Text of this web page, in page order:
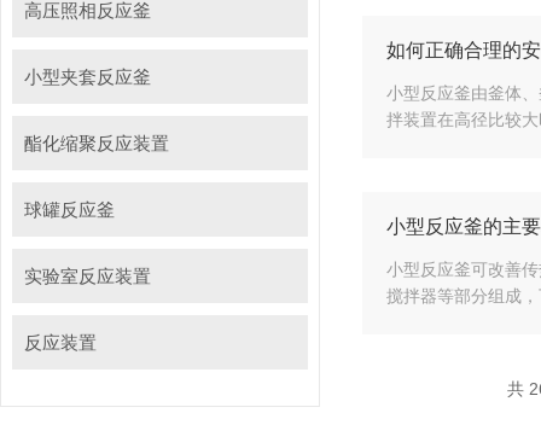
高压照相反应釜
小型夹套反应釜
酯化缩聚反应装置
球罐反应釜
实验室反应装置
反应装置
如何正确合理的
小型反应釜由釜体
拌装置在高径比较
小型反应釜的主
小型反应釜可改善
搅拌器等部分组成
共